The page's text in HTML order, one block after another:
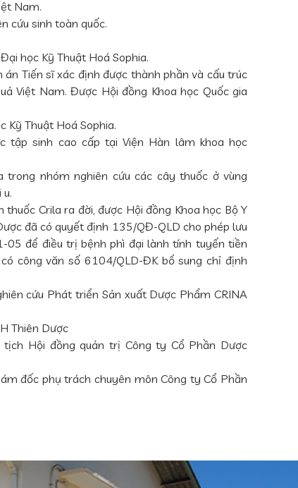
Nam.
cứu sinh toàn quốc.
học Kỹ Thuật Hoá Sophia.
Tiến sĩ xác định được thành phần và cấu trúc
Việt Nam. Được Hội đồng Khoa học Quốc gia
Thuật Hoá Sophia.
sinh cao cấp tại Viện Hàn lâm khoa học
nhóm nghiên cứu các cây thuốc ở vùng
Crila ra đời, được Hội đồng Khoa học Bộ Y
đã có quyết định 135/QĐ-QLD cho phép lưu
05 để điều trị bệnh phì đại lành tính tuyến tiền
công văn số 6104/QLD-ĐK bổ sung chỉ định
cứu Phát triển Sản xuất Dược Phẩm CRINA
Thiên Dược
Hội đồng quản trị Công ty Cổ Phần Dược
đốc phụ trách chuyên môn Công ty Cổ Phần